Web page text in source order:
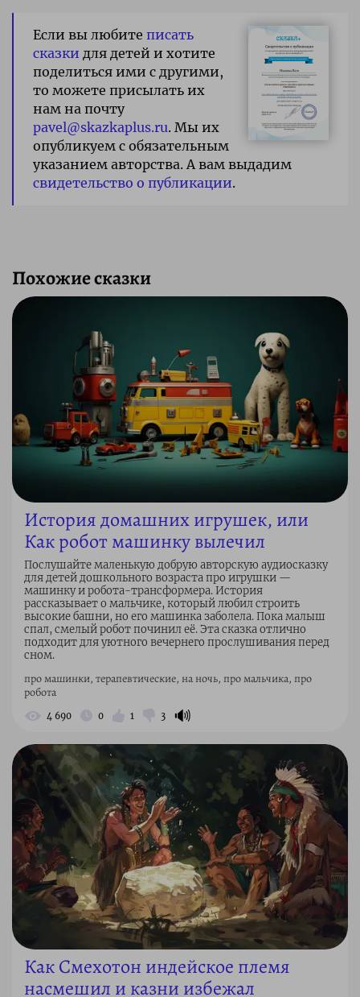
Если вы любите писать
сказки для детей и хотите
поделиться ими с другими,
то можете присылать их
нам на почту
pavel@skazkaplus.ru. Мы их
опубликуем с обязательным
указанием авторства. А вам выдадим
свидетельство о публикации.
Похожие сказки
История домашних игрушек, или
Как робот машинку вылечил
Послушайте маленькую добрую авторскую аудиосказку
для детей дошкольного возраста про игрушки —
машинку и робота-трансформера. История
рассказывает о мальчике, который любил строить
высокие башни, но его машинка заболела. Пока малыш
спал, смелый робот починил её. Эта сказка отлично
подходит для уютного вечернего прослушивания перед
сном.
про машинки, терапевтические, на ночь, про мальчика, про
робота
4 690 0 1 3 🔊
Как Смехотон индейское племя
насмешил и казни избежал